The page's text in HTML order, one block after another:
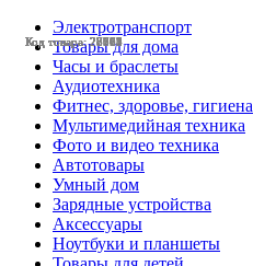
Код товара: 23601
Код товара: 23123
Код товара: 28501
Код товара: 28003
Код товара: 28002
Код товара: 27773
Код товара: 27772
Код товара: 27765
Код товара: 27764
Код товара: 27515
Код товара: 26308
Код товара: 26119
Электротранспорт
Товары для дома
Часы и браслеты
Аудиотехника
Фитнес, здоровье, гигиена
Мультимедийная техника
Фото и видео техника
Автотовары
Умный дом
Зарядные устройства
Аксессуары
Ноутбуки и планшеты